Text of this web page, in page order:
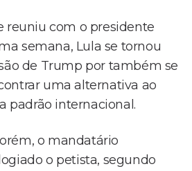
reuniu com o presidente
semana, Lula se tornou
de Trump por também se
uma alternativa ao
padrão internacional.
o mandatário
o petista, segundo